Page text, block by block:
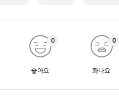
좋아요
0
화나요
0